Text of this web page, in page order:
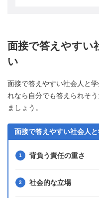
面接で答えやすい
い
面接で答えやすい社会人と
れなら自分でも答えられそ
ましょう。
面接で答えやすい社会人
背負う責任の重さ
社会的な立場